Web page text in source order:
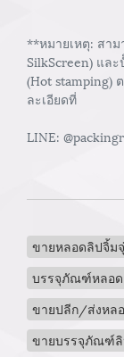
**หมายเหตุ: สา
SilkScreen) แล
(Hot stamping)
ละเอียดที่
LINE:
ขายหลอดลิปจิ้ม
บรรจุภัณฑ์หลอ
ขายปลีก/ส่งหล
ขายบรรจุภัณฑ์